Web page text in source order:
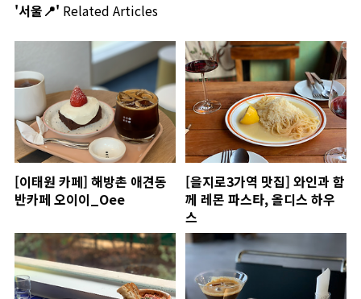
'서울📍' Related Articles
[이태원 카페] 해방촌 애견동
반카페 오이이_Oee
[을지로3가역 맛집] 와인과 함
께 레몬 파스타, 올디스 하우
스